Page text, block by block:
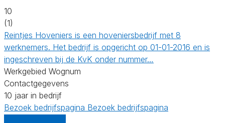
10
(1)
Reintjes Hoveniers is een hoveniersbedrijf met 8
werknemers. Het bedrijf is opgericht op 01-01-2016 en is
ingeschreven bij de KvK onder nummer…
Werkgebied Wognum
Contactgegevens
10 jaar in bedrijf
Bezoek bedrijfspagina Bezoek bedrijfspagina